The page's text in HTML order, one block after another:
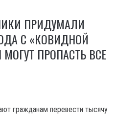
ПРИДУМАЛИ
С «КОВИДНОЙ
ПРОПАСТЬ ВСЕ
гражданам перевести тысячу